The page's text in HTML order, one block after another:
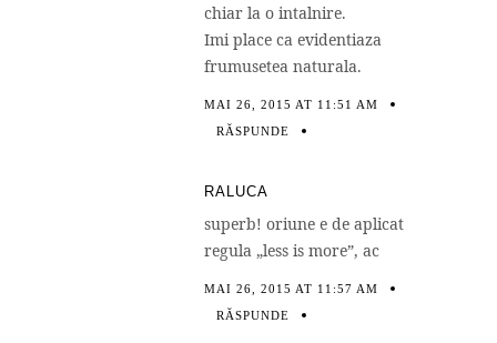
chiar la o intalnire.
Imi place ca evidentiaza
frumusetea naturala.
MAI 26, 2015 AT 11:51 AM
RĂSPUNDE
RALUCA
superb! oriune e de aplicat
regula „less is more”, ac
MAI 26, 2015 AT 11:57 AM
RĂSPUNDE